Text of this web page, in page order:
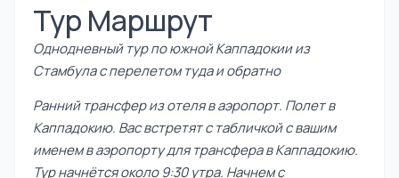
Тур Маршрут
Однодневный тур по южной Каппадокии из
Стамбула с перелетом туда и обратно
Ранний трансфер из отеля в аэропорт. Полет в
Каппадокию. Вас встретят с табличкой с вашим
именем в аэропорту для трансфера в Каппадокию.
Тур начнётся около 9:30 утра. Начнем с